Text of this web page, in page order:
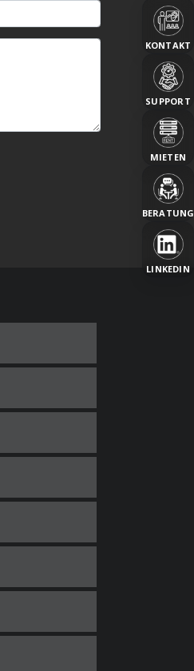
KONTAKT
SUPPORT
MIETEN
BERATUNG
LINKEDIN